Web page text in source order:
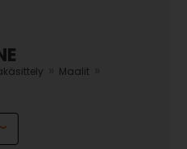
Maalit